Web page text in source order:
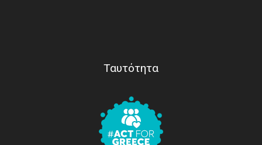
Ταυτότητα